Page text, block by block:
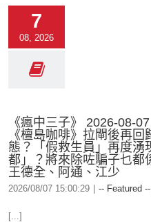
7
08, 2026
《瘋中三子》 2026-08-
《檀島咖啡》拉閘後再
態？「假救生員」再度湧
都」？將來除咗騙子乜都
王德全、阿通、江少
2026/08/07 15:00:29 -- Featured --
[...]